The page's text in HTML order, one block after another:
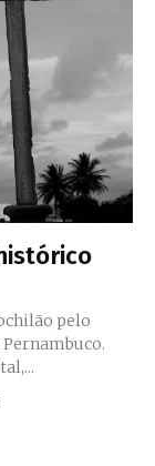
pelo